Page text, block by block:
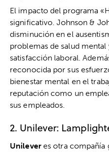
El impacto del programa
significativo. Johnson &
disminución en el
problemas de salud
satisfacción laboral.
reconocida por sus
bienestar mental en el
reputación como un
sus empleados.
2. Unilever:
Unileveres otra compañía